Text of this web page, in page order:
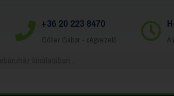
+36 20 223 8470
Göller Gábor - cégvezető A